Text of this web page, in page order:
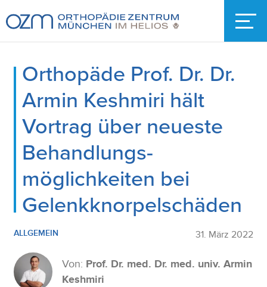
Orthopäde Prof. Dr. Dr.
Armin Keshmiri hält
Vortrag über neueste
Behandlungs­
möglichkeiten bei
Gelenkknorpelschäden
ALLGEMEIN 31. März 2022
Von: Prof. Dr. med. Dr. med. univ. Armin
Keshmiri